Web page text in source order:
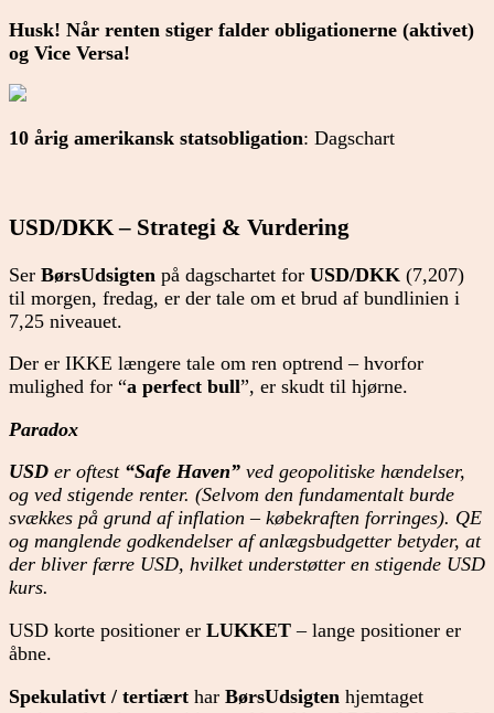
Husk! Når renten stiger falder obligationerne (aktivet)
og Vice Versa!
10 årig amerikansk statsobligation: Dagschart
USD/DKK – Strategi & Vurdering
Ser BørsUdsigten på dagschartet for USD/DKK (7,207)
til morgen, fredag, er der tale om et brud af bundlinien i
7,25 niveauet.
Der er IKKE længere tale om ren optrend – hvorfor
mulighed for “a perfect bull”, er skudt til hjørne.
Paradox
USD er oftest “Safe Haven” ved geopolitiske hændelser,
og ved stigende renter. (Selvom den fundamentalt burde
svækkes på grund af inflation – købekraften forringes). QE
og manglende godkendelser af anlægsbudgetter betyder, at
der bliver færre USD, hvilket understøtter en stigende USD
kurs.
USD korte positioner er LUKKET – lange positioner er
åbne.
Spekulativt / tertiært har BørsUdsigten hjemtaget